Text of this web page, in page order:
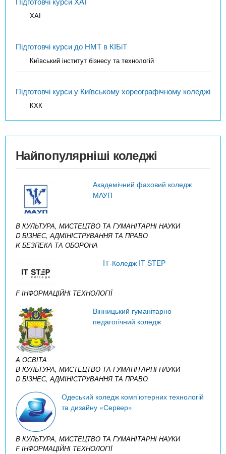
ХАІ
Підготовчі курси до НМТ в КІБіТ
Київський інститут бізнесу та технологій
Підготовчі курси у Київському хореографічному коледжі
КХК
Найпопулярніші коледжі
Академічний фаховий коледж
МАУП
B КУЛЬТУРА, МИСТЕЦТВО ТА ГУМАНІТАРНІ НАУКИ
D БІЗНЕС, АДМІНІСТРУВАННЯ ТА ПРАВО
K БЕЗПЕКА ТА ОБОРОНА
IТ-Коледж IT STEP
F ІНФОРМАЦІЙНІ ТЕХНОЛОГІЇ
Вінницький гуманітарно-
педагогічний коледж
A ОСВІТА
B КУЛЬТУРА, МИСТЕЦТВО ТА ГУМАНІТАРНІ НАУКИ
D БІЗНЕС, АДМІНІСТРУВАННЯ ТА ПРАВО
Одеський коледж комп’ютерних технологій
та дизайну «Сервер»
B КУЛЬТУРА, МИСТЕЦТВО ТА ГУМАНІТАРНІ НАУКИ
F ІНФОРМАЦІЙНІ ТЕХНОЛОГІЇ